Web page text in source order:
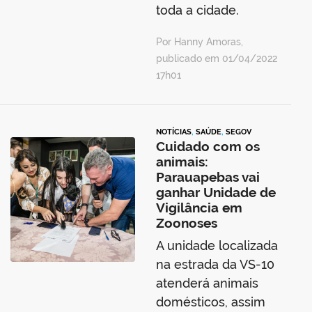
toda a cidade.
Por Hanny Amoras,
publicado em 01/04/2022
17h01
NOTÍCIAS, SAÚDE, SEGOV
Cuidado com os
animais:
Parauapebas vai
ganhar Unidade de
Vigilância em
Zoonoses
A unidade localizada
na estrada da VS-10
atenderá animais
domésticos, assim